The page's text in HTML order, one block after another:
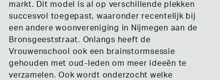
markt. Dit model is al op verschillende plekken
succesvol toegepast, waaronder recentelijk bij
een andere woonvereniging in Nijmegen aan de
Bronsgeeststraat. Onlangs heeft de
Vrouwenschool ook een brainstormsessie
gehouden met oud-leden om meer ideeën te
verzamelen. Ook wordt onderzocht welke